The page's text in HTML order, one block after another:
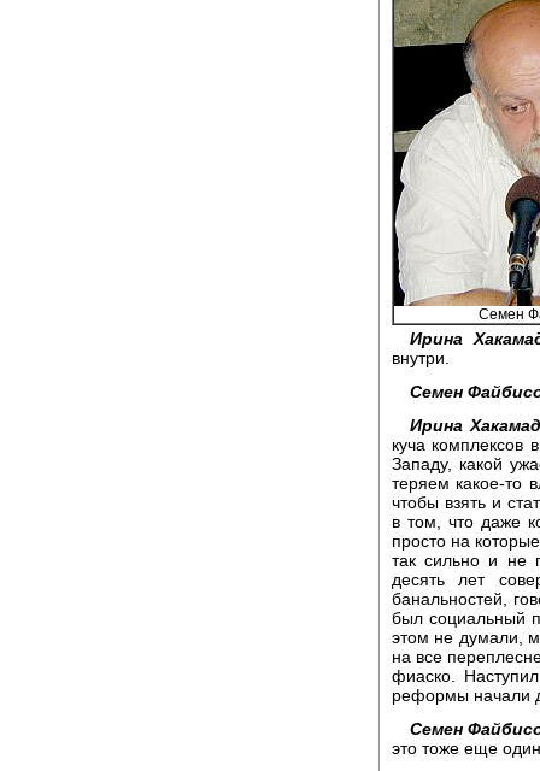
Семен
Ирина
внутри.
Семен
Ирина
куча комплексов
Западу, какой
теряем какое-то
чтобы взять и
в том, что даже
просто на
так сильно и не
десять лет
банальностей,
был социальный
этом не думали,
на все
фиаско.
реформы начали
Семен
это тоже еще